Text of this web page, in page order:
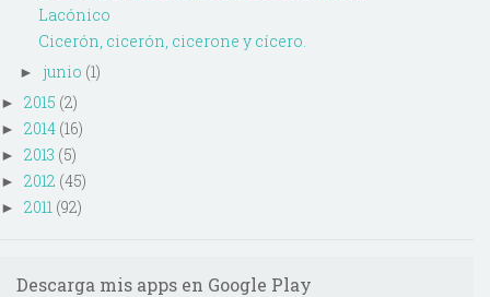
Lacónico
Cicerón, cicerón, cicerone y cícero.
► junio (1)
► 2015 (2)
► 2014 (16)
► 2013 (5)
► 2012 (45)
► 2011 (92)
Descarga mis apps en Google Play